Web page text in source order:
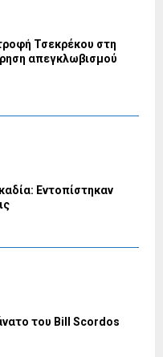
Τσεκρέκου στη
απεγκλωβισμού
Εντοπίστηκαν
του Bill Scordos